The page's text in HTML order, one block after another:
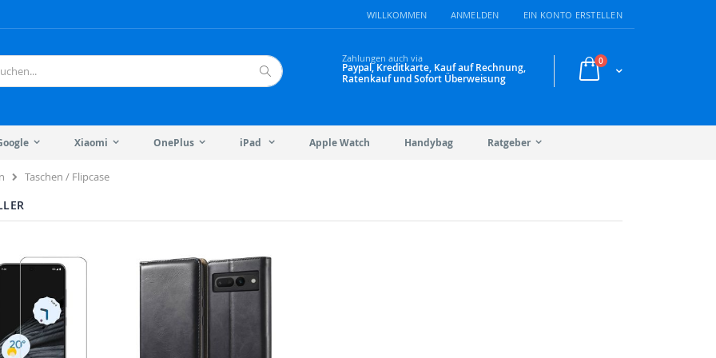
WILLKOMMEN ANMELDEN EIN KONTO ERSTELLEN
Warenkorb
0Artikel
Zahlungen auch via
Paypal, Kreditkarte, Kauf auf Rechnung,
Ratenkauf und Sofort Überweisung
Xiaomi OnePlus iPad Apple Watch Handybag Ratgeber
Taschen / Flipcase